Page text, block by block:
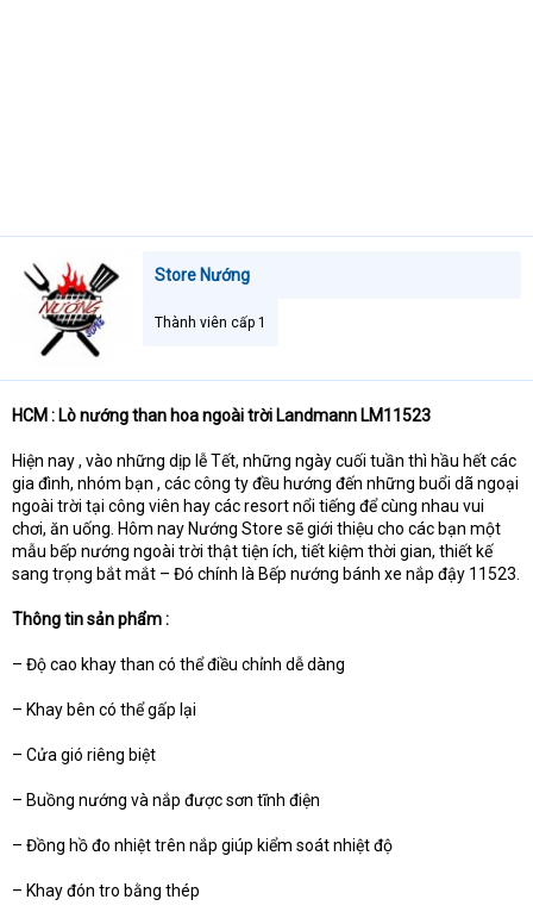
Store Nướng
Thành viên cấp 1
HCM : Lò nướng than hoa ngoài trời Landmann LM11523
Hiện nay , vào những dịp lễ Tết, những ngày cuối tuần thì hầu hết các
gia đình, nhóm bạn , các công ty đều hướng đến những buổi dã ngoại
ngoài trời tại công viên hay các resort nổi tiếng để cùng nhau vui
chơi, ăn uống. Hôm nay Nướng Store sẽ giới thiệu cho các bạn một
mẫu bếp nướng ngoài trời thật tiện ích, tiết kiệm thời gian, thiết kế
sang trọng bắt mắt – Đó chính là Bếp nướng bánh xe nắp đậy 11523.
Thông tin sản phẩm :
– Độ cao khay than có thể điều chỉnh dễ dàng
– Khay bên có thể gấp lại
– Cửa gió riêng biệt
– Buồng nướng và nắp được sơn tĩnh điện
– Đồng hồ đo nhiệt trên nắp giúp kiểm soát nhiệt độ
– Khay đón tro bằng thép